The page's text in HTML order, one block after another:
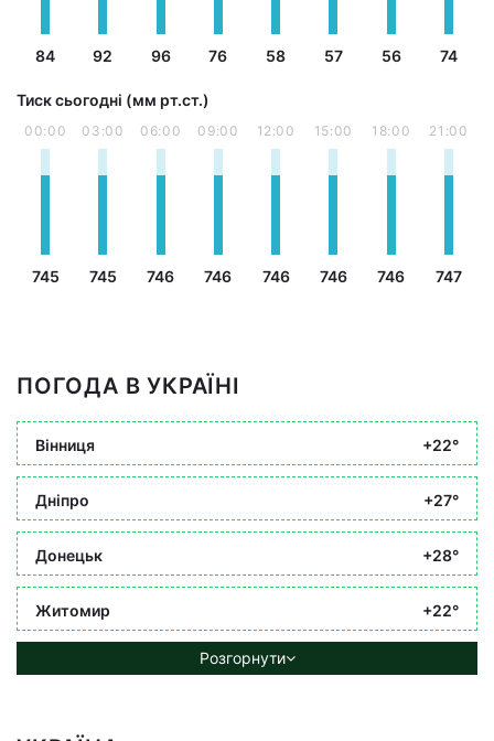
84 92 96 76 58 57 56 74
Тиск сьогодні (мм рт.ст.)
00:00
745
03:00
745
06:00
746
09:00
746
12:00
746
15:00
746
18:00
746
21:00
747
ПОГОДА В УКРАЇНІ
Вінниця +22°
Дніпро +27°
Донецьк +28°
Житомир +22°
Розгорнути